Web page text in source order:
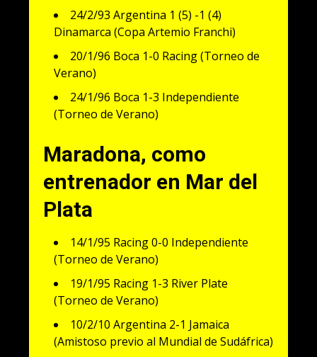
24/2/93 Argentina 1 (5) -1 (4)
Dinamarca (Copa Artemio Franchi)
20/1/96 Boca 1-0 Racing (Torneo de
Verano)
24/1/96 Boca 1-3 Independiente
(Torneo de Verano)
Maradona, como
entrenador en Mar del
Plata
14/1/95 Racing 0-0 Independiente
(Torneo de Verano)
19/1/95 Racing 1-3 River Plate
(Torneo de Verano)
10/2/10 Argentina 2-1 Jamaica
(Amistoso previo al Mundial de Sudáfrica)